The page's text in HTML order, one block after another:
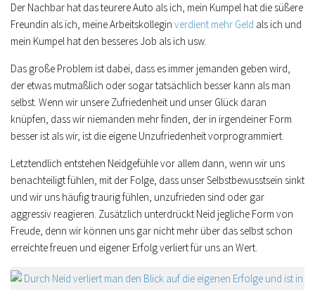
Der Nachbar hat das teurere Auto als ich, mein Kumpel hat die süßere
Freundin als ich, meine Arbeitskollegin verdient mehr Geld als ich und
mein Kumpel hat den besseres Job als ich usw.
Das große Problem ist dabei, dass es immer jemanden geben wird,
der etwas mutmaßlich oder sogar tatsächlich besser kann als man
selbst. Wenn wir unsere Zufriedenheit und unser Glück daran
knüpfen, dass wir niemanden mehr finden, der in irgendeiner Form
besser ist als wir, ist die eigene Unzufriedenheit vorprogrammiert.
Letztendlich entstehen Neidgefühle vor allem dann, wenn wir uns
benachteiligt fühlen, mit der Folge, dass unser Selbstbewusstsein sinkt
und wir uns häufig traurig fühlen, unzufrieden sind oder gar
aggressiv reagieren. Zusätzlich unterdrückt Neid jegliche Form von
Freude, denn wir können uns gar nicht mehr über das selbst schon
erreichte freuen und eigener Erfolg verliert für uns an Wert.